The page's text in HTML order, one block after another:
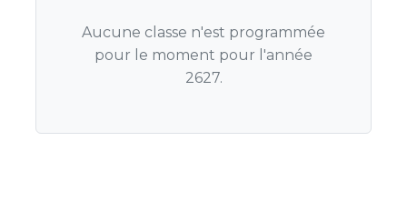
Aucune classe n'est programmée
pour le moment pour l'année
2627.